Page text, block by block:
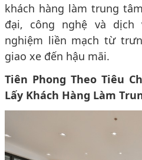
khách hàng làm trung
đại, công nghệ và
nghiệm liền mạch từ
giao xe đến hậu mãi.
Tiên Phong Theo Tiêu
Lấy Khách Hàng Làm